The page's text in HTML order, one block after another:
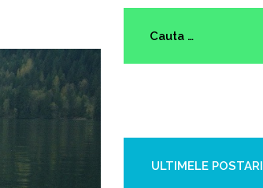
ULTIMELE POSTARI